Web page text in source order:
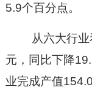
5.9个百分点。
从六大行
元，同比下降
业完成产值